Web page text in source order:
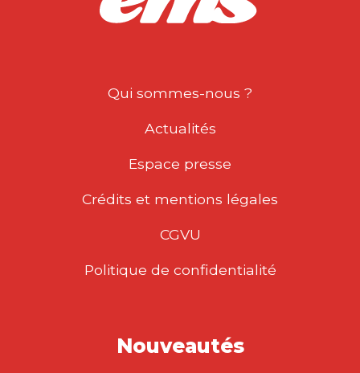
Qui sommes-nous ?
Actualités
Espace presse
Crédits et mentions légales
CGVU
Politique de confidentialité
Nouveautés